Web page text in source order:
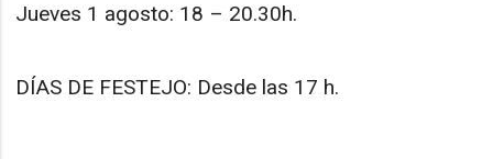
Jueves 1 agosto: 18 – 20.30h.
DÍAS DE FESTEJO: Desde las 17 h.